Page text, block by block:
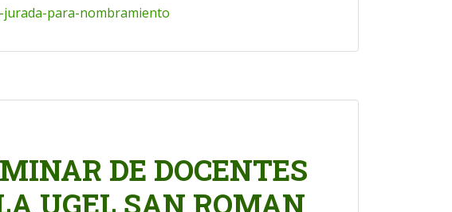
para-nombramiento
DE DOCENTES
UGEL SAN ROMAN